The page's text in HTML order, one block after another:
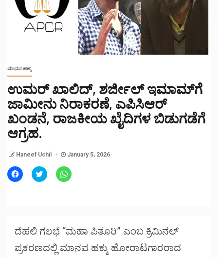
ಮಾನವ ಹಕ್ಕು
ಉಮರ್ ಖಾಲಿದ್, ಶರ್ಜೀಲ್ ಇಮಾಮ್‌ಗೆ
ಜಾಮೀನು ನಿರಾಕರಣೆ, ಎಪಿಸಿಆರ್
ಖಂಡನೆ, ರಾಜಕೀಯ ಖೈದಿಗಳ ಬಿಡುಗಡೆಗೆ
ಆಗ್ರಹ.
Haneef Uchil January 5, 2026
Click
to
Click
to
Click
to
ದೆಹಲಿ ಗಲಭೆ “ಮಹಾ ಪಿತೂರಿ” ಎಂಬ ಕ್ರಿಮಿನಲ್
ಪ್ರಕರಣದಲ್ಲಿ ಮಾನವ ಹಕ್ಕು ಹೋರಾಟಗಾರರಾದ